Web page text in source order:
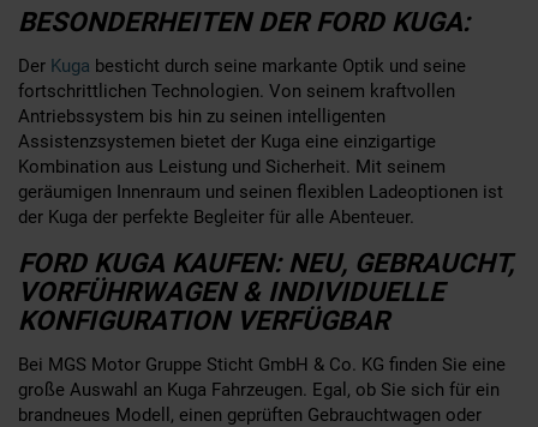
BESONDERHEITEN DER FORD KUGA:
Der Kuga besticht durch seine markante Optik und seine
fortschrittlichen Technologien. Von seinem kraftvollen
Antriebssystem bis hin zu seinen intelligenten
Assistenzsystemen bietet der Kuga eine einzigartige
Kombination aus Leistung und Sicherheit. Mit seinem
geräumigen Innenraum und seinen flexiblen Ladeoptionen ist
der Kuga der perfekte Begleiter für alle Abenteuer.
FORD KUGA KAUFEN: NEU, GEBRAUCHT,
VORFÜHRWAGEN & INDIVIDUELLE
KONFIGURATION VERFÜGBAR
Bei MGS Motor Gruppe Sticht GmbH & Co. KG finden Sie eine
große Auswahl an Kuga Fahrzeugen. Egal, ob Sie sich für ein
brandneues Modell, einen geprüften Gebrauchtwagen oder